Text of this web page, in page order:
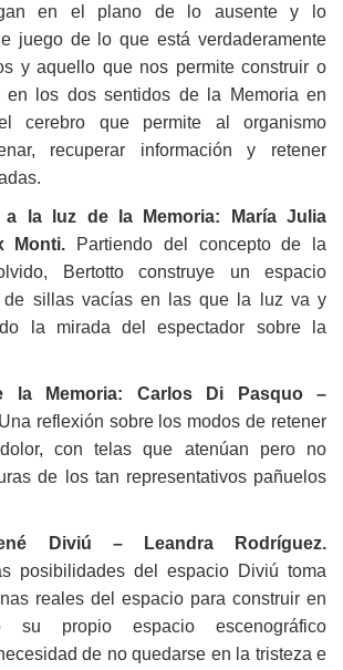
en el plano de lo ausente y lo
juego de lo que está verdaderamente
y aquello que nos permite construir o
en los dos sentidos de la Memoria en
cerebro que permite al organismo
recuperar información y retener
a la luz de la Memoria: María Julia
Monti. Partiendo del concepto de la
Bertotto construye un espacio
de sillas vacías en las que la luz va y
la mirada del espectador sobre la
la Memoria: Carlos Di Pasquo –
reflexión sobre los modos de retener
con telas que atenúan pero no
de los tan representativos pañuelos
Diviú – Leandra Rodríguez.
posibilidades del espacio Diviú toma
reales del espacio para construir en
su propio espacio escenográfico
de no quedarse en la tristeza e